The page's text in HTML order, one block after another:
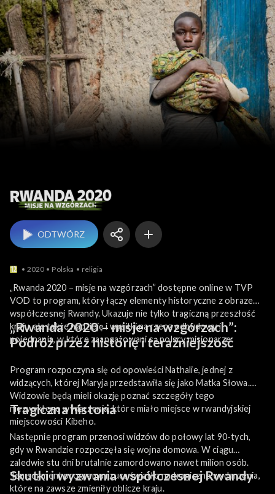
Rwanda
ODTWÓRZ
2020 Polska religia
„Rwanda 2020 – misje na wzgórzach” dostępne online w TVP
VOD to program, który łączy elementy historyczne z obrazem
współczesnej Rwandy. Ukazuje nie tylko tragiczną przeszłość
kraju, ale także nadzieję i wysiłki na rzecz odbudowy i
pojednania, w które zaangażowani są polscy misjonarze.
„Rwanda 2020 – misje na wzgórzach”:
Podróż przez historię i teraźniejszość
Program rozpoczyna się od opowieści Nathalie, jednej z
widzących, której Maryja przedstawiła się jako Matka Słowa.
Widzowie będą mieli okazję poznać szczegóły tego
niezwykłego wydarzenia, które miało miejsce w rwandyjskiej
miejscowości Kibeho.
Tragiczna historia
Następnie program przenosi widzów do połowy lat 90-tych,
gdy w Rwandzie rozpoczęła się wojna domowa. W ciągu
zaledwie stu dni brutalnie zamordowano nawet milion osób.
Ten segment programu rzuca światło na tragiczne wydarzenia,
które na zawsze zmieniły oblicze kraju.
Skutki i wyzwania współczesnej Rwandy